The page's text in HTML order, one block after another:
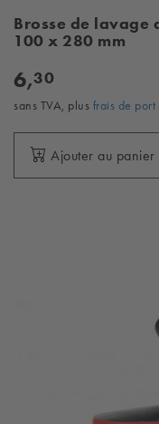
Brosse de lavage
100 x 280 mm
6,30
sans TVA, plus frais de port
Ajouter au panier